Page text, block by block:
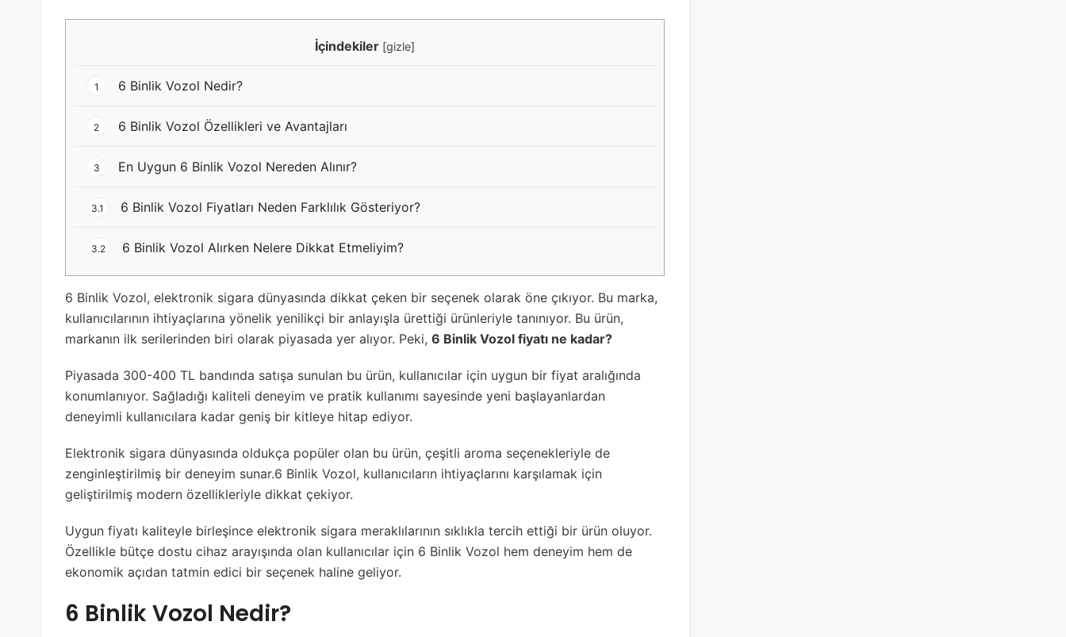
İçindekiler [gizle]
1 6 Binlik Vozol Nedir?
2 6 Binlik Vozol Özellikleri ve Avantajları
3 En Uygun 6 Binlik Vozol Nereden Alınır?
3.1 6 Binlik Vozol Fiyatları Neden Farklılık Gösteriyor?
3.2 6 Binlik Vozol Alırken Nelere Dikkat Etmeliyim?
6 Binlik Vozol, elektronik sigara dünyasında dikkat çeken bir seçenek olarak öne çıkıyor. Bu marka,
kullanıcılarının ihtiyaçlarına yönelik yenilikçi bir anlayışla ürettiği ürünleriyle tanınıyor. Bu ürün,
markanın ilk serilerinden biri olarak piyasada yer alıyor. Peki, 6 Binlik Vozol fiyatı ne kadar?
Piyasada 300-400 TL bandında satışa sunulan bu ürün, kullanıcılar için uygun bir fiyat aralığında
konumlanıyor. Sağladığı kaliteli deneyim ve pratik kullanımı sayesinde yeni başlayanlardan
deneyimli kullanıcılara kadar geniş bir kitleye hitap ediyor.
Elektronik sigara dünyasında oldukça popüler olan bu ürün, çeşitli aroma seçenekleriyle de
zenginleştirilmiş bir deneyim sunar.6 Binlik Vozol, kullanıcıların ihtiyaçlarını karşılamak için
geliştirilmiş modern özellikleriyle dikkat çekiyor.
Uygun fiyatı kaliteyle birleşince elektronik sigara meraklılarının sıklıkla tercih ettiği bir ürün oluyor.
Özellikle bütçe dostu cihaz arayışında olan kullanıcılar için 6 Binlik Vozol hem deneyim hem de
ekonomik açıdan tatmin edici bir seçenek haline geliyor.
6 Binlik Vozol Nedir?